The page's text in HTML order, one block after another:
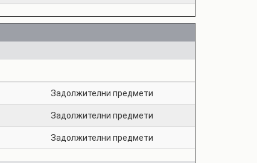
Задолжителни предмети
Задолжителни предмети
Задолжителни предмети